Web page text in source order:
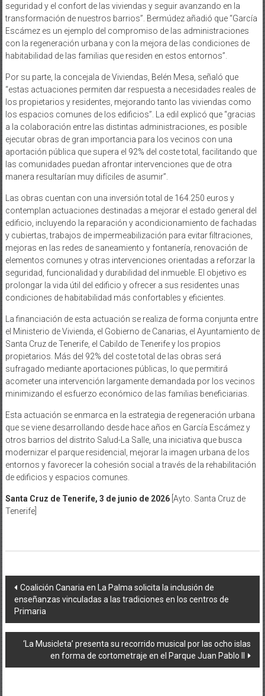
seguridad y el confort de las viviendas y seguir avanzando en la
transformación de nuestros barrios”. Bermúdez añadió que “García
Escámez es un ejemplo del compromiso de las administraciones
con la regeneración urbana y con la mejora de las condiciones de
habitabilidad de las familias que residen en estos entornos”.
Por su parte, la concejala de Viviendas, Belén Mesa, señaló que
“estas actuaciones permiten dar respuesta a necesidades reales de
los propietarios y residentes, mejorando tanto las viviendas como
los espacios comunes de los edificios”. La edil explicó que “gracias
a la colaboración entre las distintas administraciones, es posible
ejecutar obras de gran importancia para los vecinos con una
aportación pública que supera el 92% del coste total, facilitando que
las comunidades puedan afrontar intervenciones que de otra
manera resultarían muy difíciles de asumir”.
Las obras cuentan con una inversión total de 164.250 euros y
contemplan actuaciones destinadas a mejorar el estado general del
edificio, incluyendo la reparación y acondicionamiento de fachadas
y cubiertas, trabajos de impermeabilización para evitar filtraciones,
mejoras en las redes de saneamiento y fontanería, renovación de
elementos comunes y otras intervenciones orientadas a reforzar la
seguridad, funcionalidad y durabilidad del inmueble. El objetivo es
prolongar la vida útil del edificio y ofrecer a sus residentes unas
condiciones de habitabilidad más confortables y eficientes.
La financiación de esta actuación se realiza de forma conjunta entre
el Ministerio de Vivienda, el Gobierno de Canarias, el Ayuntamiento de
Santa Cruz de Tenerife, el Cabildo de Tenerife y los propios
propietarios. Más del 92% del coste total de las obras será
sufragado mediante aportaciones públicas, lo que permitirá
acometer una intervención largamente demandada por los vecinos
minimizando el esfuerzo económico de las familias beneficiarias.
Esta actuación se enmarca en la estrategia de regeneración urbana
que se viene desarrollando desde hace años en García Escámez y
otros barrios del distrito Salud-La Salle, una iniciativa que busca
modernizar el parque residencial, mejorar la imagen urbana de los
entornos y favorecer la cohesión social a través de la rehabilitación
de edificios y espacios comunes.
Santa Cruz de Tenerife, 3 de junio de 2026[Ayto. Santa Cruz de
Tenerife]
Navegación
de
entradas
Coalición Canaria en La Palma solicita la inclusión de
enseñanzas vinculadas a las tradiciones en los centros de
Primaria
‘La Musicleta’ presenta su recorrido musical por las ocho islas
en forma de cortometraje en el Parque Juan Pablo II